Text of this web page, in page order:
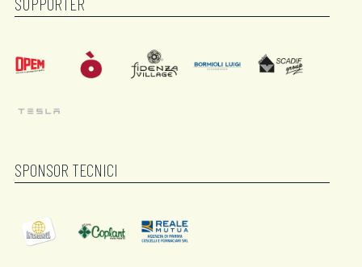
SPONSOR TECNICI